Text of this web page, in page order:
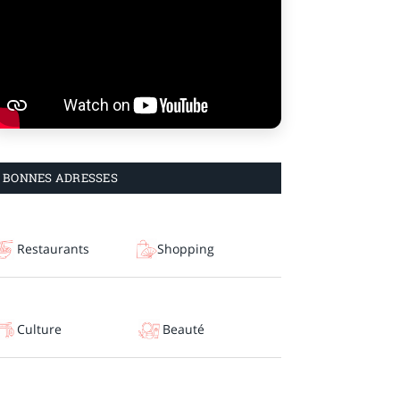
BONNES ADRESSES
Restaurants Shopping
Culture Beauté